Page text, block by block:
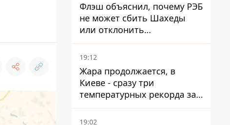
Флэш объяснил, почему РЭБ
не может сбить Шахеды
или отклонить
баллистические ракеты
19:12
Жара продолжается, в
Киеве - сразу три
температурных рекорда за
день
19:02